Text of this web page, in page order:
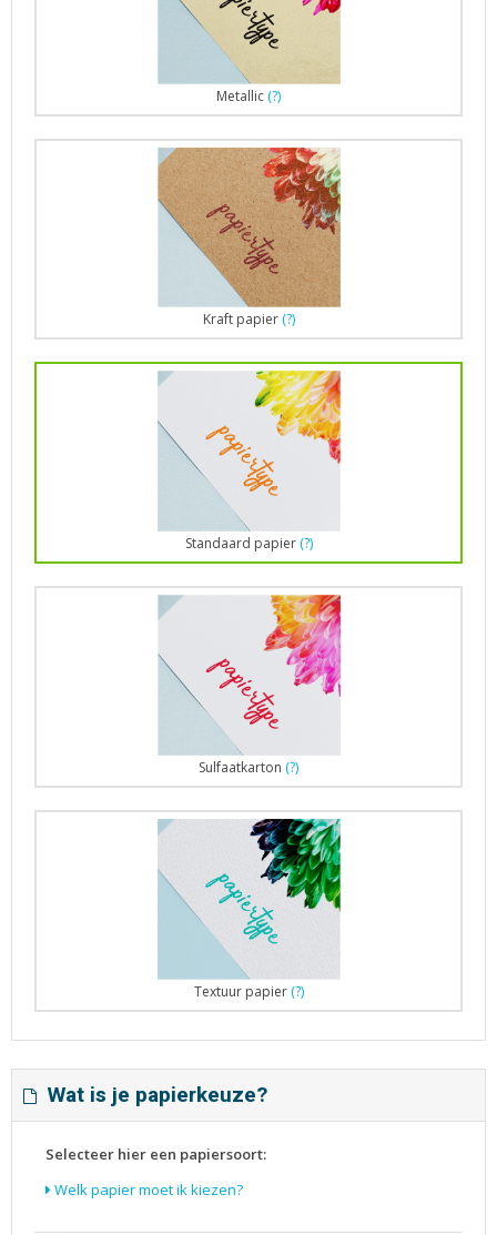
Metallic (?)
Kraft papier (?)
Standaard papier (?)
Sulfaatkarton (?)
Textuur papier (?)
Wat is je papierkeuze?
Selecteer hier een papiersoort:
Welk papier moet ik kiezen?